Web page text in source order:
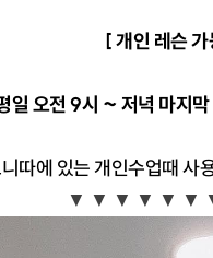
[ 개인 레슨
일 오전 9시 ~ 저녁 마지
따에 있는 개인수업때 사
▼ ▼ ▼ ▼ ▼ ▼